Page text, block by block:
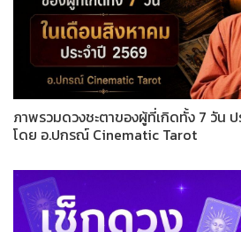
ภาพรวมดวงชะตาของผู้ที่เกิดทั้ง 7 วัน
โดย อ.ปกรณ์ Cinematic Tarot